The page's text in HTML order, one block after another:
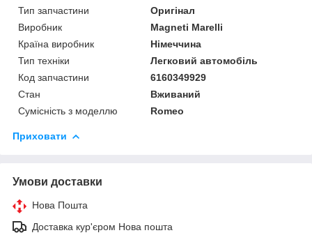
Тип запчастини
Оригінал
Виробник
Magneti Marelli
Країна виробник
Німеччина
Тип техніки
Легковий автомобіль
Код запчастини
6160349929
Стан
Вживаний
Сумісність з моделлю
Romeo
Приховати
Умови доставки
Нова Пошта
Доставка кур'єром Нова пошта